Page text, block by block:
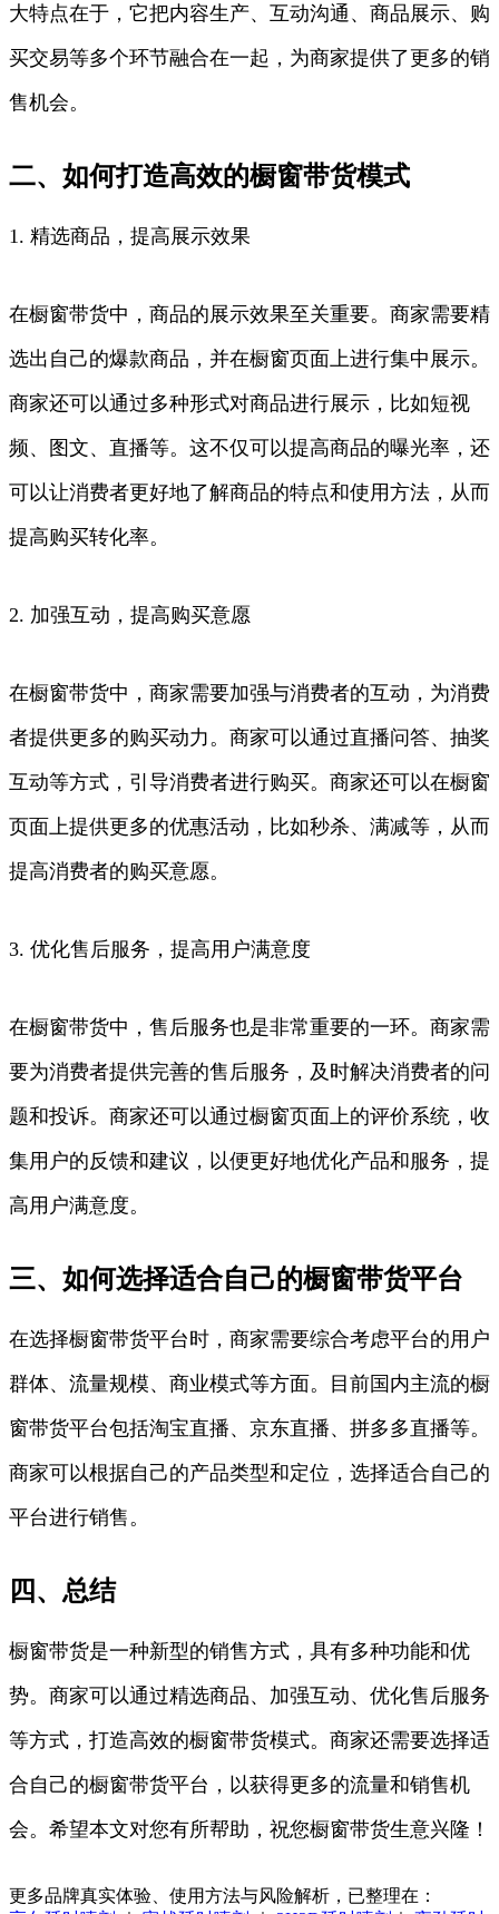
大特点在于，它把内容生产、互动沟通、商品展示、购
买交易等多个环节融合在一起，为商家提供了更多的销
售机会。
二、如何打造高效的橱窗带货模式
1. 精选商品，提高展示效果
在橱窗带货中，商品的展示效果至关重要。商家需要精
选出自己的爆款商品，并在橱窗页面上进行集中展示。
商家还可以通过多种形式对商品进行展示，比如短视
频、图文、直播等。这不仅可以提高商品的曝光率，还
可以让消费者更好地了解商品的特点和使用方法，从而
提高购买转化率。
2. 加强互动，提高购买意愿
在橱窗带货中，商家需要加强与消费者的互动，为消费
者提供更多的购买动力。商家可以通过直播问答、抽奖
互动等方式，引导消费者进行购买。商家还可以在橱窗
页面上提供更多的优惠活动，比如秒杀、满减等，从而
提高消费者的购买意愿。
3. 优化售后服务，提高用户满意度
在橱窗带货中，售后服务也是非常重要的一环。商家需
要为消费者提供完善的售后服务，及时解决消费者的问
题和投诉。商家还可以通过橱窗页面上的评价系统，收
集用户的反馈和建议，以便更好地优化产品和服务，提
高用户满意度。
三、如何选择适合自己的橱窗带货平台
在选择橱窗带货平台时，商家需要综合考虑平台的用户
群体、流量规模、商业模式等方面。目前国内主流的橱
窗带货平台包括淘宝直播、京东直播、拼多多直播等。
商家可以根据自己的产品类型和定位，选择适合自己的
平台进行销售。
四、总结
橱窗带货是一种新型的销售方式，具有多种功能和优
势。商家可以通过精选商品、加强互动、优化售后服务
等方式，打造高效的橱窗带货模式。商家还需要选择适
合自己的橱窗带货平台，以获得更多的流量和销售机
会。希望本文对您有所帮助，祝您橱窗带货生意兴隆！
更多品牌真实体验、使用方法与风险解析，已整理在：